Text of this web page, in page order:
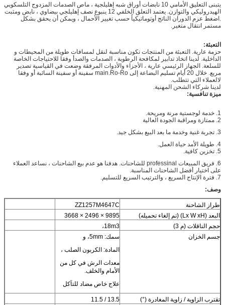
يتبنى التعليق الأمامي 10 نابضات أوراق شبه إهليلجية ، ماص الصدمات المزدوج التلسكوبي
الهيدروليكي والتوازن. يعتمد التعلق الخلفي 12 ينبوع نصف إهليلجي بيضاوي ، نابض ومثبت
.اضغط عزم الدوران الناتج أوتوماتيكياً حسب تغيير الأحمال ، ويمكن أن يحقق بشكل
مستمر انتقال متغير.
التعبئة:
حزمة عارية. التعبئة من المنتجات تكون مناسبة لنقل لمسافات طويلة من المحيطات و
الداخلية. لدينا اتخاذ تدابير لمكافحة الرطوبة ، الصدمات والصدأ وفقا للاحتياجات الخاصة
للسلعة. الجهاز الرئيسي عارية ، الأجزاء والأدوات المرفقة وضعت في القياسية تصدير
مربع. خلال 20 أيام تسليم البضاعة إلى main.Ro-Ro سفينة أو سفينة السائبة أو وفقا
لالعملاء التي تتطلب.
لدينا شركاء الشحن المهنية.
ميزة تنافسية:
1. خدمة لوجستية مرنة ومريحة.
2. ممتازة ومراقبة الجودة العالية
3. تجربة غنية وخدمة ما بعد البيع بشكل جيد.
4. طويلة الأمد حياة العمل.
5. تخزين كافية.
6. فريق المبيعات professinal للشاحنات.
هدفنا هو عدم بيع الشاحنات ، نساعد العملاء
على اختيار أفضل الشاحنات المناسبة.
7. فترة الإنتاج السريع ، والترتيب السريع للتسليم.
وصف:
طراز الشاحنة
ZZ1257M4647C
البعد (Lx W xH) (تم إلغاء تحميله)
9895 × 2496 × 3668
حجم الناقلات (م 3)
18m3،
جسم الخزان
سمك: 5mm، و
المادة: الكربون الصلب ،
معدات الرش في كل من
الأمام والخلف.
علاج خاص مضاد للتآكل
تقترب الزاوية / زاوية المغادرة (°) 13.5 / 11.5